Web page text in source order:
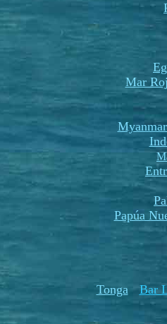
Mar
Papúa
Tonga
Bar